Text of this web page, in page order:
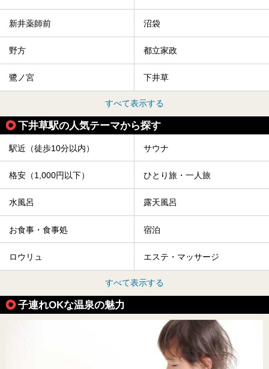
新井薬師前 沼袋
野方 都立家政
鷺ノ宮 下井草
すべて表示する
下井草駅の人気テーマから探す
駅近（徒歩10分以内） サウナ
格安（1,000円以下） ひとり旅・一人旅
水風呂 露天風呂
お食事・食事処 宿泊
ロウリュ エステ・マッサージ
すべて表示する
子連れOKな温泉の魅力